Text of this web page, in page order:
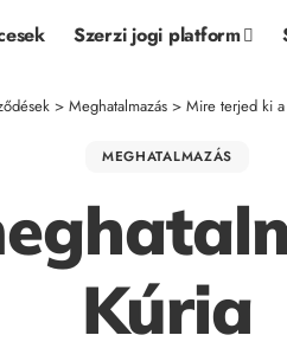
Szerzi jogi platform
> Meghatalmazás> Mire terjed ki a
MEGHATALMAZÁS
Kúria